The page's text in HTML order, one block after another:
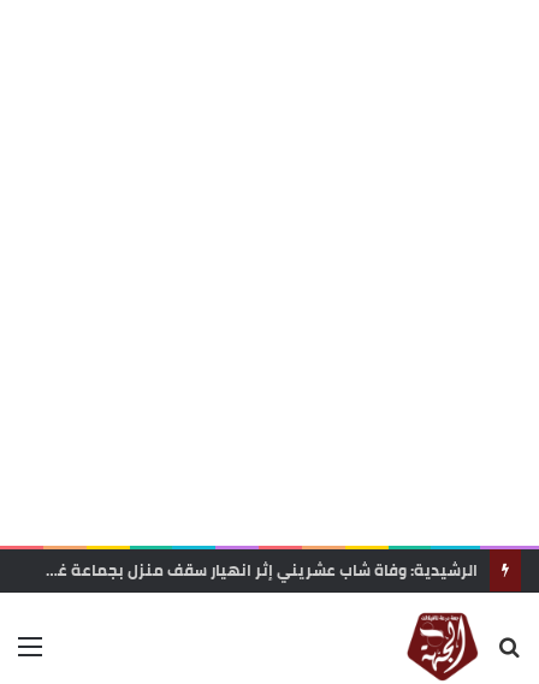
الرشيدية: وفاة شاب عشريني إثر انهيار سقف منزل بجماعة غريس السفلى